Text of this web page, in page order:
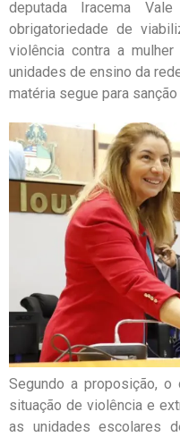
deputada Iracema
obrigatoriedade de
violência contra a
unidades de ensino da
matéria segue para
Segundo a proposição,
situação de violência e
as unidades escolares